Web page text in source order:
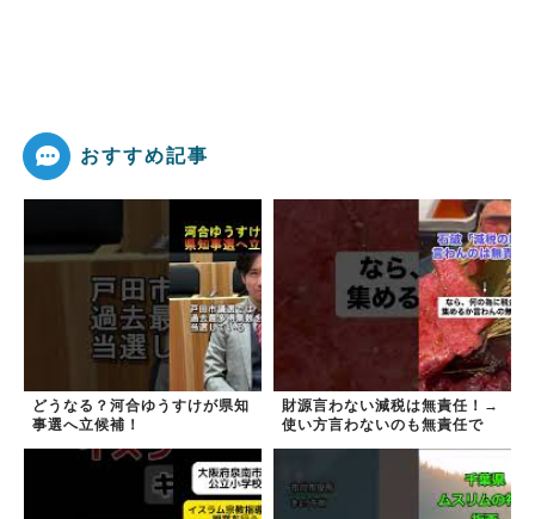
おすすめ記事
どうなる？河合ゆうすけが県知
事選へ立候補！
財源言わない減税は無責任！→
使い方言わないのも無責任で